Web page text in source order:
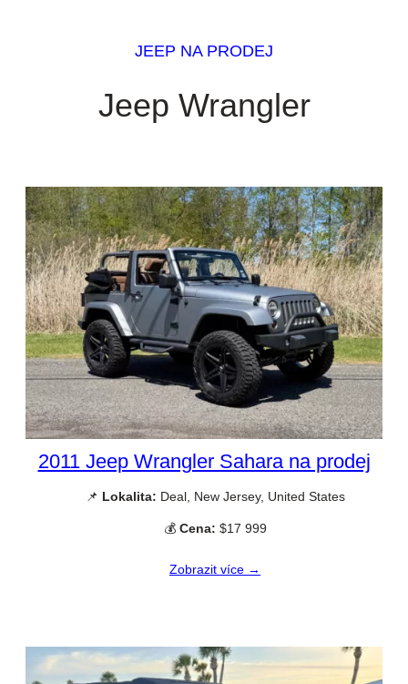
JEEP NA PRODEJ
Jeep Wrangler
2011 Jeep Wrangler Sahara na prodej
📌 Lokalita: Deal, New Jersey, United States
💰 Cena: $17 999
Zobrazit více →